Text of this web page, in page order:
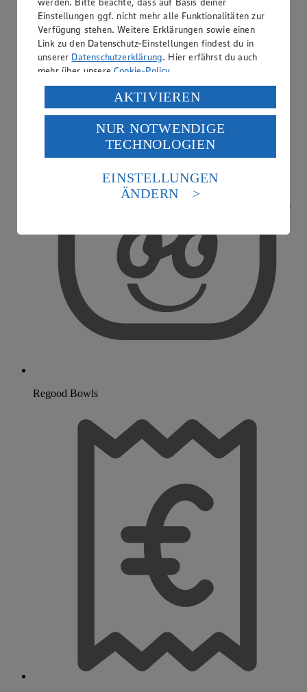
Regood Becher
Regood Bowls
Einstellungen ggf. nicht mehr alle Funktionalitäten zur
Verfügung stehen. Weitere Erklärungen sowie einen
Link zu den Datenschutz-Einstellungen findest du in
unserer Datenschutzerklärung. Hier erfährst du auch
mehr über unsereCookie-Policy.
Verarbeitung deiner personenbezogenen Daten in den
USA durch Facebook und YouTube:
Wenn du auf „Aktivieren“ klickst, willigst du im Sinne
des Art. 49 Abs. 1 Satz 1 lit. a) DSGVO ein, dass deine
Daten in den USA verarbeitet werden. Der EuGH sieht
die USA als Land mit einem nach europäischen
Standards nicht angemessenen Datenschutzniveau an.
Es besteht das Risiko eines Zugriffs durch US-
Informationen zum Herausgeber der Seite findest du
AKTIVIEREN
NUR NOTWENDIGE
TECHNOLOGIEN
EINSTELLUNGEN
ÄNDERN